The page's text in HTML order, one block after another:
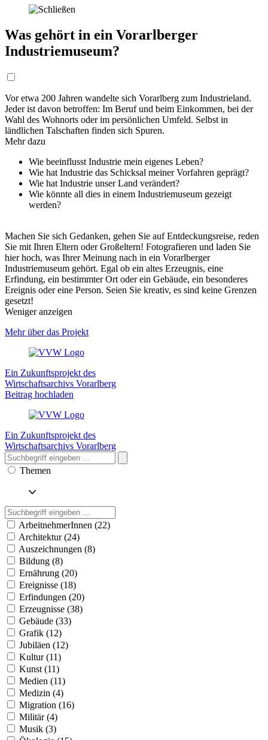
Was gehört in ein Vorarlberger
Industriemuseum?
Vor etwa 200 Jahren wandelte sich Vorarlberg zum Industrieland.
Jeder ist davon betroffen: Im Beruf und beim Einkommen, bei der
Wahl des Wohnorts oder im persönlichen Umfeld. Selbst in
ländlichen Talschaften finden sich Spuren.
Mehr dazu
Wie beeinflusst Industrie mein eigenes Leben?
Wie hat Industrie das Schicksal meiner Vorfahren geprägt?
Wie hat Industrie unser Land verändert?
Wie könnte all dies in einem Industriemuseum gezeigt
werden?
Machen Sie sich Gedanken, gehen Sie auf Entdeckungsreise, reden
Sie mit Ihren Eltern oder Großeltern! Fotografieren und laden Sie
hier hoch, was Ihrer Meinung nach in ein Vorarlberger
Industriemuseum gehört. Egal ob ein altes Erzeugnis, eine
Erfindung, ein bestimmter Ort oder ein Gebäude, ein besonderes
Ereignis oder eine Person. Seien Sie kreativ, es sind keine Grenzen
gesetzt!
Weniger anzeigen
Mehr über das Projekt
Ein Zukunftsprojekt des
Wirtschaftsarchivs Vorarlberg
Beitrag hochladen
Ein Zukunftsprojekt des
Wirtschaftsarchivs Vorarlberg
Themen
ArbeitnehmerInnen (22)
Architektur (24)
Auszeichnungen (8)
Bildung (8)
Ernährung (20)
Ereignisse (18)
Erfindungen (20)
Erzeugnisse (38)
Gebäude (33)
Grafik (12)
Jubiläen (12)
Kultur (11)
Kunst (11)
Medien (11)
Medizin (4)
Migration (16)
Militär (4)
Musik (3)